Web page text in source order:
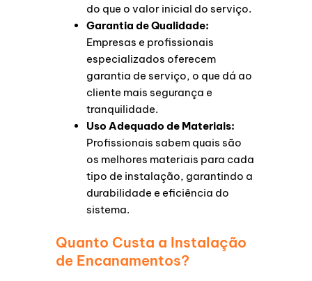
do que o valor inicial do serviço.
Garantia de Qualidade:
Empresas e profissionais
especializados oferecem
garantia de serviço, o que dá ao
cliente mais segurança e
tranquilidade.
Uso Adequado de Materiais:
Profissionais sabem quais são
os melhores materiais para cada
tipo de instalação, garantindo a
durabilidade e eficiência do
sistema.
Quanto Custa a Instalação
de Encanamentos?